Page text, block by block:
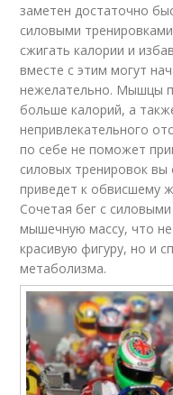
заметен достаточно
силовыми
сжигать калории и
вместе с этим могут
нежелательно. Мышцы
больше калорий, а
непривлекательного
по себе не поможет
силовых тренировок
приведет к обвисшему
Сочетая бег с
мышечную массу, что
красивую фигуру, но и
метаболизма.